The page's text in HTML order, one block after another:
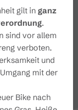
gilt in ganz
.
sind vor allem
verboten.
und
mit der
Bike nach